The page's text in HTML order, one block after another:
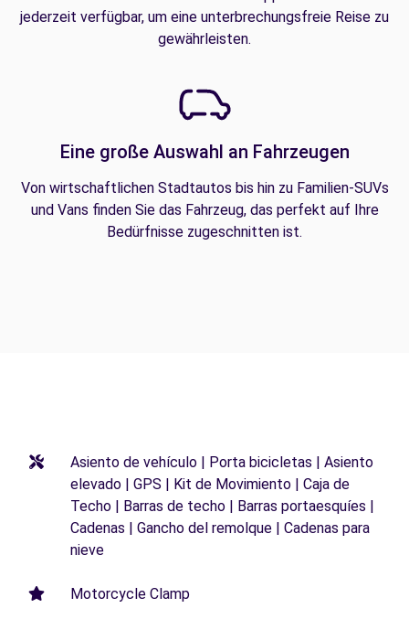
jederzeit verfügbar, um eine unterbrechungsfreie Reise zu
gewährleisten.
Eine große Auswahl an Fahrzeugen
Von wirtschaftlichen Stadtautos bis hin zu Familien-SUVs
und Vans finden Sie das Fahrzeug, das perfekt auf Ihre
Bedürfnisse zugeschnitten ist.
Asiento de vehículo | Porta bicicletas | Asiento
elevado | GPS | Kit de Movimiento | Caja de
Techo | Barras de techo | Barras portaesquíes |
Cadenas | Gancho del remolque | Cadenas para
nieve
Motorcycle Clamp